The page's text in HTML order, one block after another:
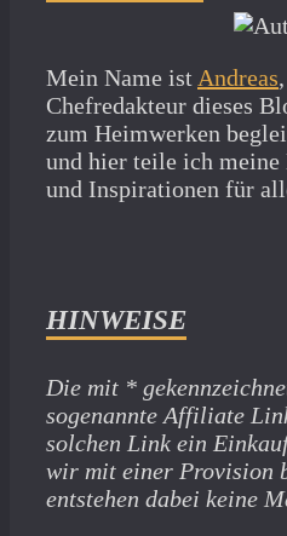
Mein Name ist Andreas
Chefredakteur dieses
zum Heimwerken
und hier teile ich meine
und Inspirationen für
HINWEISE
Die mit *
sogenannte Affiliate
solchen Link ein
wir mit­ einer Provision
entstehen dabei keine